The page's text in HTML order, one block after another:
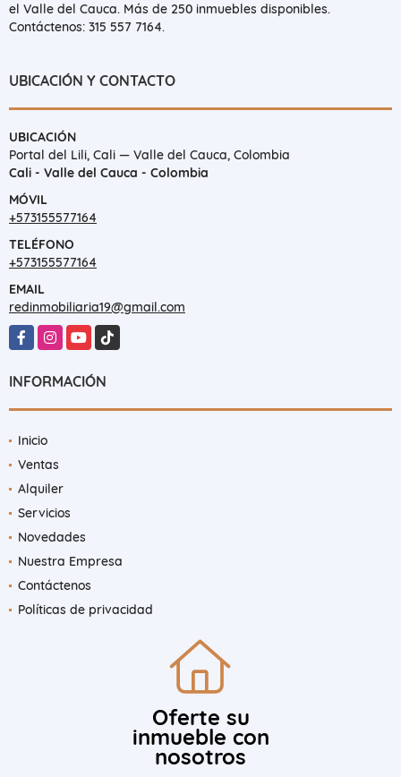
el Valle del Cauca. Más de 250 inmuebles disponibles.
Contáctenos: 315 557 7164.
UBICACIÓN Y CONTACTO
UBICACIÓN
Portal del Lili, Cali — Valle del Cauca, Colombia
Cali - Valle del Cauca - Colombia
MÓVIL
+573155577164
TELÉFONO
+573155577164
EMAIL
redinmobiliaria19@gmail.com
FacebookInstagramYouTubeTikTok
INFORMACIÓN
Inicio
Ventas
Alquiler
Servicios
Novedades
Nuestra Empresa
Contáctenos
Políticas de privacidad
Oferte su
inmueble con
nosotros